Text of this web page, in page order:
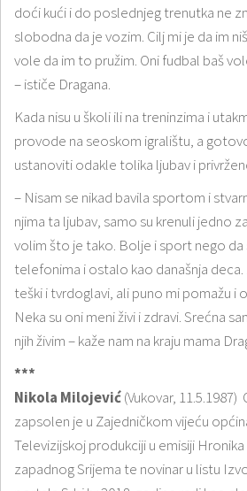
doći kući i do poslednjeg trenutka ne
slobodna da je vozim. Cilj mi je da im
vole da im to pružim. Oni fudbal baš
– ističe Dragana.
Kada nisu u školi ili na treninzima i
provode na seoskom igralištu, a
ustanoviti odakle tolika ljubav i
– Nisam se nikad bavila sportom i
njima ta ljubav, samo su krenuli jedno
volim što je tako. Bolje i sport nego da
telefonima i ostalo kao današnja deca.
teški i tvrdoglavi, ali puno mi pomažu i
Neka su oni meni živi i zdravi. Srećna
njih živim – kaže nam na kraju mama
***
Nikola Milojević(Vukovar, 11.5.1987)
zapsolen je u Zajedničkom vijeću
Televizijskoj produkciji u emisiji
zapadnog Srijema te novinar u listu